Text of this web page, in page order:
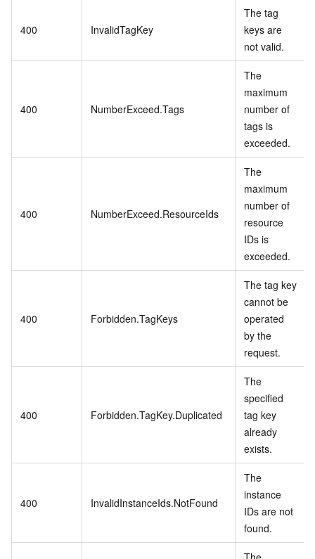
400 InvalidTagKey
The tag
keys are
not valid.
400 NumberExceed.Tags
The
maximum
number of
tags is
exceeded.
400 NumberExceed.ResourceIds
The
maximum
number of
resource
IDs is
exceeded.
400 Forbidden.TagKeys
The tag key
cannot be
operated
by the
request.
400 Forbidden.TagKey.Duplicated
The
specified
tag key
already
exists.
400 InvalidInstanceIds.NotFound
The
instance
IDs are not
found.